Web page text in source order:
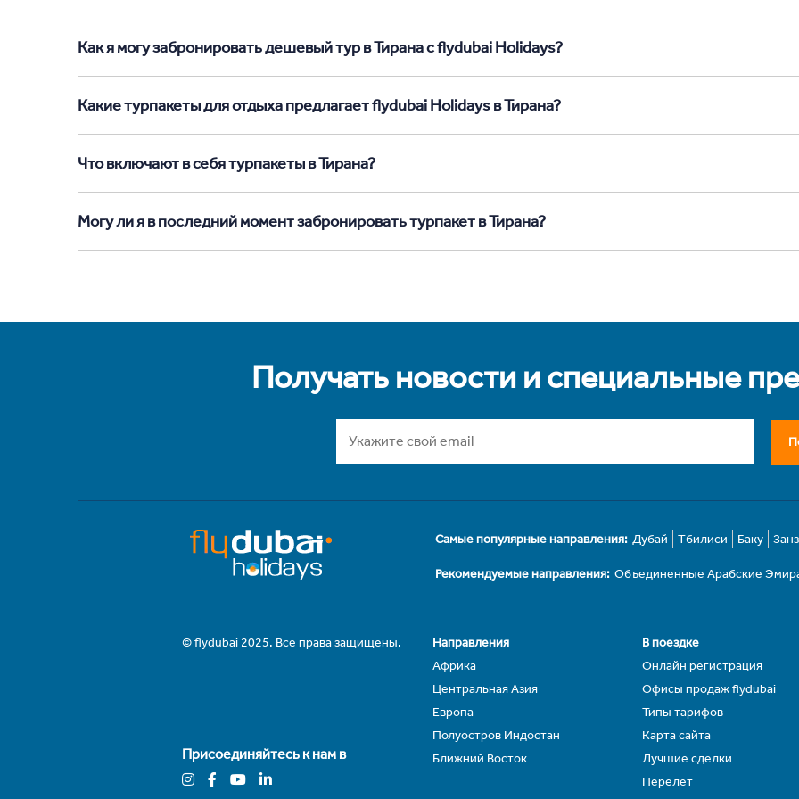
Как я могу забронировать дешевый тур в Тирана с flydubai Holidays?
Какие турпакеты для отдыха предлагает flydubai Holidays в Тирана?
Что включают в себя турпакеты в Тирана?
Могу ли я в последний момент забронировать турпакет в Тирана?
Получать новости и специальные
Самые популярные направления: Дубай Тбилиси Баку
Рекомендуемые направления: Объединенные Арабские
© flydubai 2025. Все права защищены.
Присоединяйтесь к нам в
Направления
Африка
Центральная Азия
Европа
Полуостров Индостан
Ближний Восток
В поездке
Онлайн регистрация
Офисы продаж flydubai
Типы тарифов
Карта сайта
Лучшие сделки
Перелет